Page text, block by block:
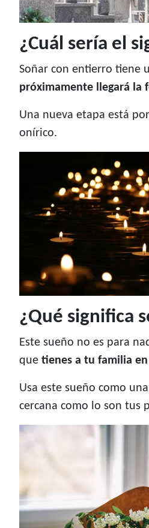
¿Cuál sería el
Soñar con entierro tiene
próximamente llegará la
Una nueva etapa está
onírico.
¿Qué significa
Este sueño no es para
que tienes a tu familia
Usa este sueño como
cercana como lo son tus